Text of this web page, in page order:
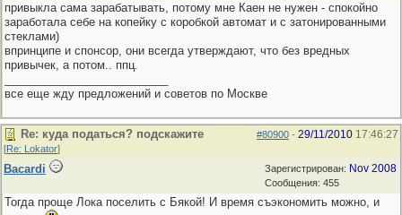
привыкла сама зарабатывать, потому мне Каен не нужен - спокойно
заработала себе на копейку с коробкой автомат и с затонированными
стеклами)
впринципе и спонсор, они всегда утверждают, что без вредных
привычек, а потом.. ппц.
все еще жду предложений и советов по Москве
#80900 - 29/11/2010 17:46:27
Re: куда податься? подскажите
[Re: Lokator]
Зарегистрирован: Nov 2008
Сообщения: 455
Bacardi
Тогда проще Лока поселить с Бякой! И время съэкономить можно, и